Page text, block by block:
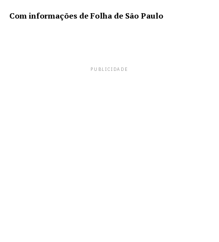
Com informações de Folha de São Paulo
PUBLICIDADE